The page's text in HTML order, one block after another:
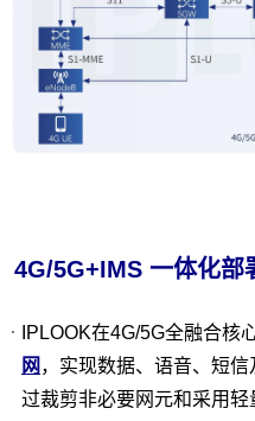
4G/5G+IMS 一体化部
IPLOOK在4G/5G全融合核
网 ，实现数据、语音、短
过裁剪非必要网元和采用
实例（被发现）的信息提
括 NF 类型、
查